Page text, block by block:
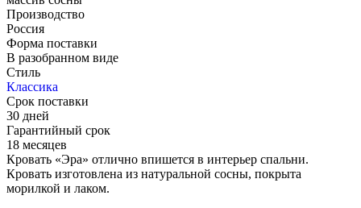
Производство
Россия
Форма поставки
В разобранном виде
Стиль
Классика
Срок поставки
30 дней
Гарантийный срок
18 месяцев
Кровать «Эра» отлично впишется в интерьер спальни.
Кровать изготовлена из натуральной сосны, покрыта
морилкой и лаком.